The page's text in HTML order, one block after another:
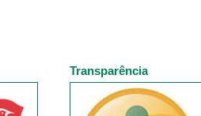
Transparência